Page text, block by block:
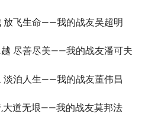
放飞生命——我的战友吴超明
尽善尽美——我的战友潘可夫
淡泊人生——我的战友董伟昌
大道无垠——我的战友莫邦法